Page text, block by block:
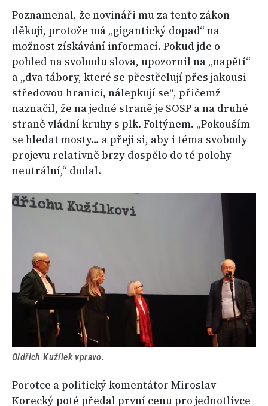
Poznamenal, že novináři mu za tento zákon
děkují, protože má „gigantický dopad“ na
možnost získávání informací. Pokud jde o
pohled na svobodu slova, upozornil na „napětí“
a „dva tábory, které se přestřelují přes jakousi
středovou hranici, nálepkují se“, přičemž
naznačil, že na jedné straně je SOSP a na druhé
straně vládní kruhy s plk. Foltýnem. „Pokouším
se hledat mosty… a přeji si, aby i téma svobody
projevu relativně brzy dospělo do té polohy
neutrální,“ dodal.
Oldřich Kužílek vpravo.
Porotce a politický komentátor Miroslav
Korecký poté předal první cenu pro jednotlivce